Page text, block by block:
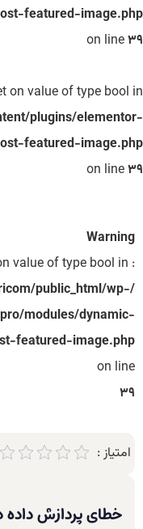
featured-image.php
on line39
on value of type bool in
plugins/elementor-
featured-image.php
on line39
Warning
: Trying to access array offset on value of type bool in
public_html/wp-
modules/dynamic-
featured-image.php
on line
39
امتیاز :
خطای پردازش داده